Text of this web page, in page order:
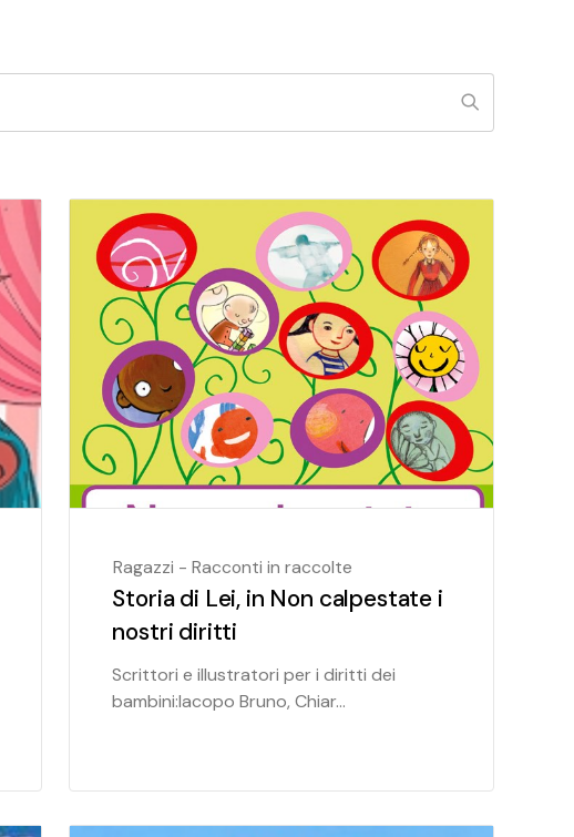
Ragazzi - Racconti in raccolte
Storia di Lei, in Non calpestate i
nostri diritti
Scrittori e illustratori per i diritti dei
bambini:Iacopo Bruno, Chiar...